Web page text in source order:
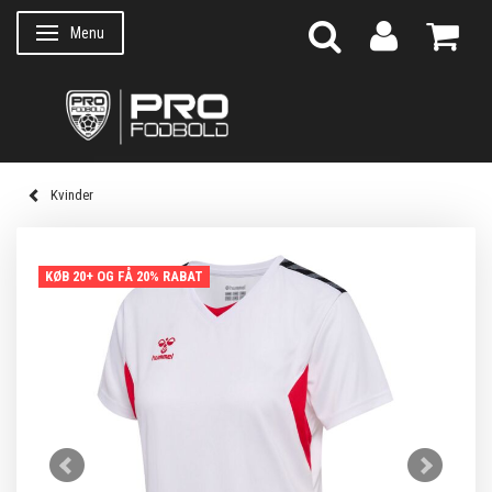
Skifte navigation
Menu
Kvinder
KØB 20+ OG FÅ 20% RABAT